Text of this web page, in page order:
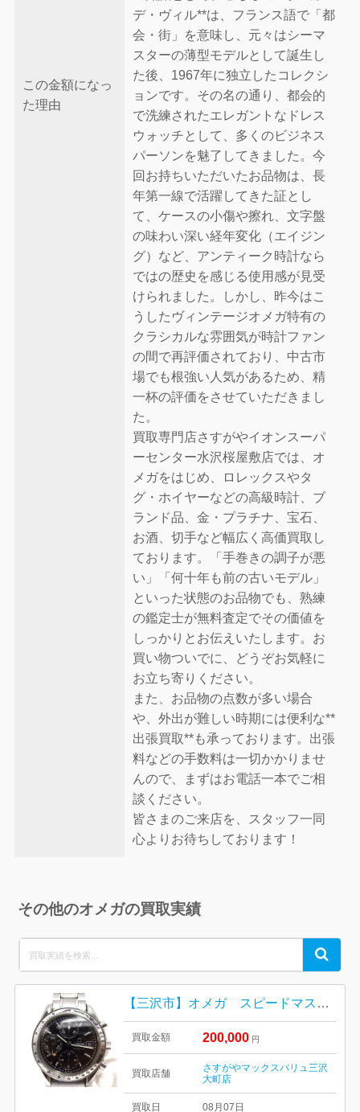
この金額になっ
た理由
デ・ヴィル**は、フランス語で「都
会・街」を意味し、元々はシーマ
スターの薄型モデルとして誕生し
た後、1967年に独立したコレクシ
ョンです。その名の通り、都会的
で洗練されたエレガントなドレス
ウォッチとして、多くのビジネス
パーソンを魅了してきました。今
回お持ちいただいたお品物は、長
年第一線で活躍してきた証とし
て、ケースの小傷や擦れ、文字盤
の味わい深い経年変化（エイジン
グ）など、アンティーク時計なら
ではの歴史を感じる使用感が見受
けられました。しかし、昨今はこ
うしたヴィンテージオメガ特有の
クラシカルな雰囲気が時計ファン
の間で再評価されており、中古市
場でも根強い人気があるため、精
一杯の評価をさせていただきまし
た。
買取専門店さすがやイオンスーパ
ーセンター水沢桜屋敷店では、オ
メガをはじめ、ロレックスやタ
グ・ホイヤーなどの高級時計、ブ
ランド品、金・プラチナ、宝石、
お酒、切手など幅広く高価買取し
ております。「手巻きの調子が悪
い」「何十年も前の古いモデル」
といった状態のお品物でも、熟練
の鑑定士が無料査定でその価値を
しっかりとお伝えいたします。お
買い物ついでに、どうぞお気軽に
お立ち寄りください。
また、お品物の点数が多い場合
や、外出が難しい時期には便利な**
出張買取**も承っております。出張
料などの手数料は一切かかりませ
んので、まずはお電話一本でご相
談ください。
皆さまのご来店を、スタッフ一同
心よりお待ちしております！
その他のオメガの買取実績
for:
Search
【三沢市】オメガ スピードマスター をお買取り致しました！
買取金額 200,000 円
買取店舗
さすがやマックスバリュ三沢
大町店
買取日 08月07日